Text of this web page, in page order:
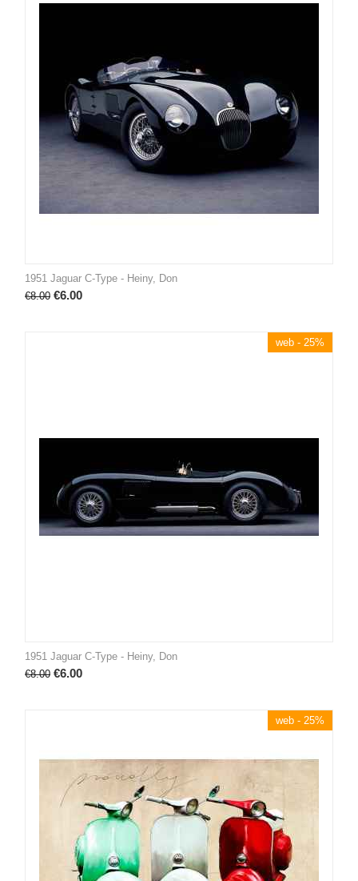
1951 Jaguar C-Type - Heiny, Don
€8.00 €6.00
web - 25%
1951 Jaguar C-Type - Heiny, Don
€8.00 €6.00
web - 25%